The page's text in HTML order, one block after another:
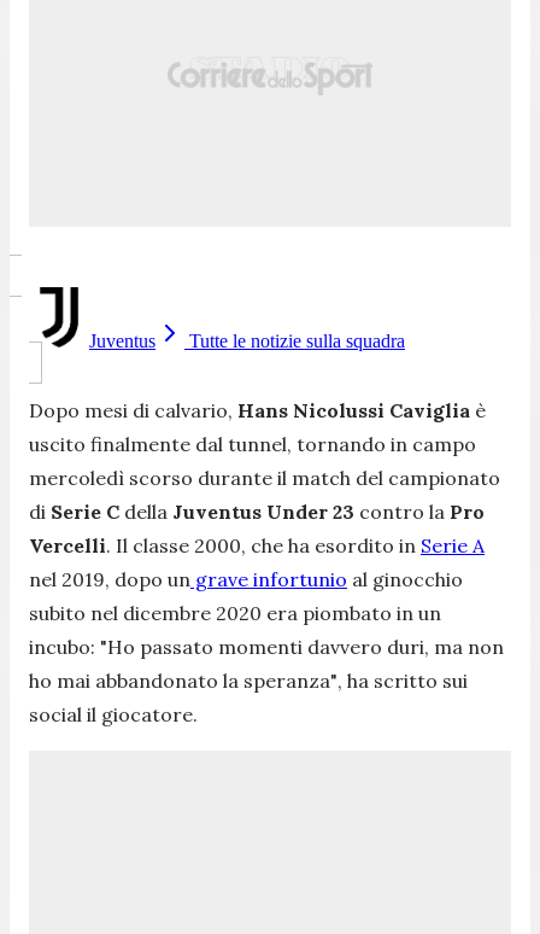
Juventus Tutte le notizie sulla squadra
Dopo mesi di calvario, Hans Nicolussi Caviglia è
uscito finalmente dal tunnel, tornando in campo
mercoledì scorso durante il match del campionato
di Serie C della Juventus Under 23 contro la Pro
Vercelli. Il classe 2000, che ha esordito in Serie A
nel 2019, dopo un grave infortunio al ginocchio
subito nel dicembre 2020 era piombato in un
incubo: "Ho passato momenti davvero duri, ma non
ho mai abbandonato la speranza", ha scritto sui
social il giocatore.